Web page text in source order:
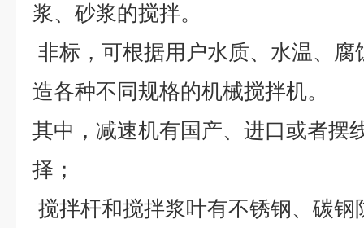
浆、砂浆的搅拌。
非标，可根据用户水质、水温、
造各种不同规格的机械搅拌机。
其中，减速机有国产、进口或者摆
择；
搅拌杆和搅拌浆叶有不锈钢、碳钢